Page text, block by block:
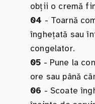
obții o cremă
04 - Toarnă
înghețată sau
congelator.
05 - Pune la
ore sau până
06 - Scoate